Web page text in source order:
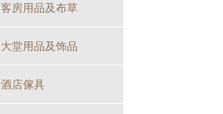
客房用品及布草
大堂用品及饰品
酒店傢具